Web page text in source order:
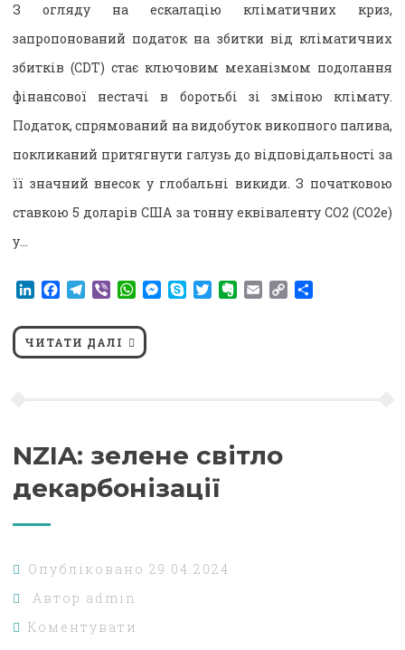
З огляду на ескалацію кліматичних криз,
запропонований податок на збитки від кліматичних
збитків (CDT) стає ключовим механізмом подолання
фінансової нестачі в боротьбі зі зміною клімату.
Податок, спрямований на видобуток викопного палива,
покликаний притягнути галузь до відповідальності за
її значний внесок у глобальні викиди. З початковою
ставкою 5 доларів США за тонну еквіваленту CO2 (CO2e)
у…
LinkedIn
Facebook
Telegram
ViberWhatsApp
Messenger
SkypeTwitterEvernote
EmailCopy
ЧИТАТИ ДАЛІ
NZIA: зелене світло
декарбонізації
Опубліковано 29.04.2024
Автор admin
Коментувати